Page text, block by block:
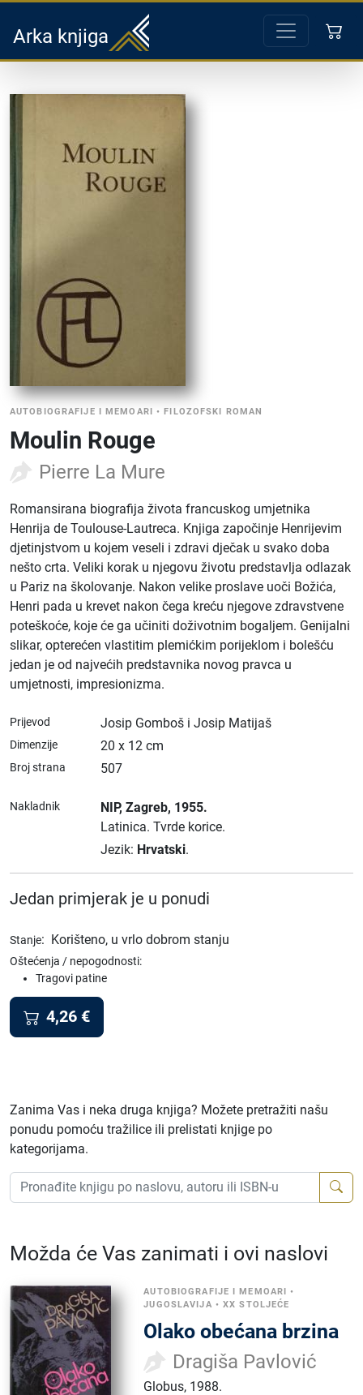
Arka knjiga
AUTOBIOGRAFIJE I MEMOARI •FILOZOFSKI ROMAN
Moulin Rouge
Pierre La Mure
Romansirana biografija života francuskog umjetnika
Henrija de Toulouse-Lautreca. Knjiga započinje Henrijevim
djetinjstvom u kojem veseli i zdravi dječak u svako doba
nešto crta. Veliki korak u njegovu životu predstavlja odlazak
u Pariz na školovanje. Nakon velike proslave uoči Božića,
Henri pada u krevet nakon čega kreću njegove zdravstvene
poteškoće, koje će ga učiniti doživotnim bogaljem. Genijalni
slikar, opterećen vlastitim plemićkim porijeklom i bolešću
jedan je od najvećih predstavnika novog pravca u
umjetnosti, impresionizma.
Prijevod Josip Gomboš i Josip Matijaš
Dimenzije 20 x 12 cm
Broj strana 507
Nakladnik NIP, Zagreb, 1955.
Latinica. Tvrde korice.
Jezik: Hrvatski.
Jedan primjerak je u ponudi
Stanje: Korišteno, u vrlo dobrom stanju
Oštećenja / nepogodnosti:
Tragovi patine
4,26 €
Zanima Vas i neka druga knjiga? Možete pretražiti našu
ponudu pomoću tražilice ili prelistati knjige po
kategorijama.
Možda će Vas zanimati i ovi naslovi
AUTOBIOGRAFIJE I MEMOARI •
JUGOSLAVIJA •XX STOLJEĆE
Olako obećana brzina
Dragiša Pavlović
Globus, 1988.